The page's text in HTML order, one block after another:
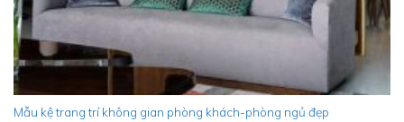
Mẫu kệ trang trí không gian phòng khách-phòng ngủ đẹp